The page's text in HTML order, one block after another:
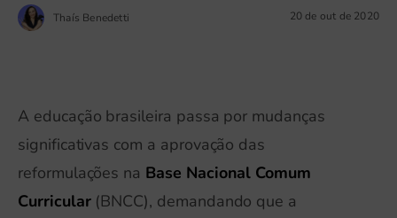
Thaís Benedetti 20 de out de 2020
A educação brasileira passa por mudanças
significativas com a aprovação das
reformulações na Base Nacional Comum
Curricular(BNCC), demandando que a